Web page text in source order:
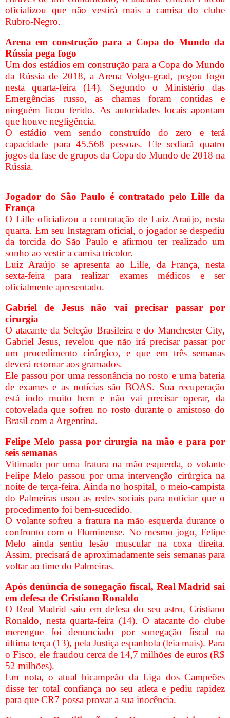
oficializou que não vestirá mais a camisa do clube
Rubro-Negro.
Arena em construção para a Copa do Mundo da
Rússia pega fogo
Um dos estádios em construção para a Copa do Mundo
da Rússia de 2018, a Arena Volgo-grad, pegou fogo
nesta quarta-feira (14). Segundo o Ministério das
Emergências russo, as chamas foram contidas e
ninguém ficou ferido. As autoridades locais apontam
que houve negligência.
O estádio vem sendo construído do zero e terá
capacidade para 45.568 pessoas. Ele sediará quatro
jogos da fase de grupos da Copa do Mundo de 2018 na
Rússia.
Jogador do São Paulo é contratado pelo Lille da
França
O Lille oficializou a contratação de Luiz Araújo, nesta
quarta. Em seu Instagram oficial, o jogador se despediu
da torcida do São Paulo e afirmou ter realizado um
sonho ao vestir a camisa tricolor.
Luiz Araújo se apresenta ao Lille, da França, nesta
sexta-feira para realizar exames médicos e ser
oficialmente apresentado.
Gabriel de Jesus não vai precisar passar por
cirurgia
O atacante da Seleção Brasileira e do Manchester City,
Gabriel Jesus, revelou que não irá precisar passar por
um procedimento cirúrgico, e que em três semanas
deverá retornar aos gramados.
Ele passou por uma ressonância no rosto e uma bateria
de exames e as notícias são BOAS. Sua recuperação
está indo muito bem e não vai precisar operar, da
cotovelada que sofreu no rosto durante o amistoso do
Brasil com a Argentina.
Felipe Melo passa por cirurgia na mão e para por
seis semanas
Vitimado por uma fratura na mão esquerda, o volante
Felipe Melo passou por uma intervenção cirúrgica na
noite de terça-feira. Ainda no hospital, o meio-campista
do Palmeiras usou as redes sociais para noticiar que o
procedimento foi bem-sucedido.
O volante sofreu a fratura na mão esquerda durante o
confronto com o Fluminense. No mesmo jogo, Felipe
Melo ainda sentiu lesão muscular na coxa direita.
Assim, precisará de aproximadamente seis semanas para
voltar ao time do Palmeiras.
Após denúncia de sonegação fiscal, Real Madrid sai
em defesa de Cristiano Ronaldo
O Real Madrid saiu em defesa do seu astro, Cristiano
Ronaldo, nesta quarta-feira (14). O atacante do clube
merengue foi denunciado por sonegação fiscal na
última terça (13), pela Justiça espanhola (leia mais). Para
o Fisco, ele fraudou cerca de 14,7 milhões de euros (R$
52 milhões).
Em nota, o atual bicampeão da Liga dos Campeões
disse ter total confiança no seu atleta e pediu rapidez
para que CR7 possa provar a sua inocência.